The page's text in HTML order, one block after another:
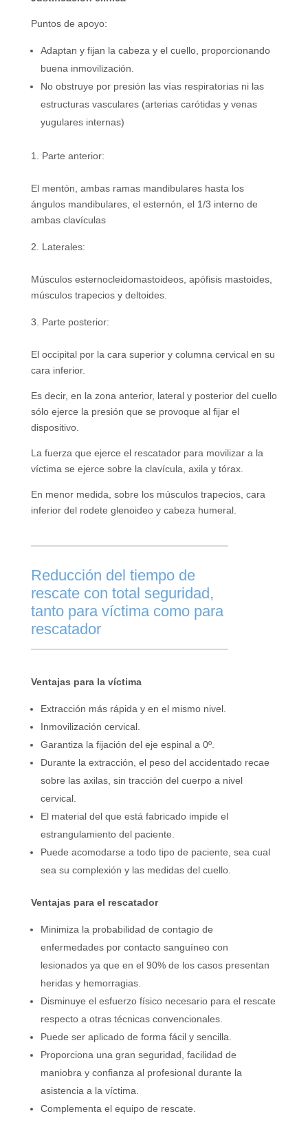
Puntos de apoyo:
Adaptan y fijan la cabeza y el cuello, proporcionando
buena inmovilización.
No obstruye por presión las vías respiratorias ni las
estructuras vasculares (arterias carótidas y venas
yugulares internas)
Parte anterior:
El mentón, ambas ramas mandibulares hasta los
ángulos mandibulares, el esternón, el 1/3 interno de
ambas clavículas
Laterales:
Músculos esternocleidomastoideos, apófisis mastoides,
músculos trapecios y deltoides.
Parte posterior:
El occipital por la cara superior y columna cervical en su
cara inferior.
Es decir, en la zona anterior, lateral y posterior del cuello
sólo ejerce la presión que se provoque al fijar el
dispositivo.
La fuerza que ejerce el rescatador para movilizar a la
víctima se ejerce sobre la clavícula, axila y tórax.
En menor medida, sobre los músculos trapecios, cara
inferior del rodete glenoideo y cabeza humeral.
Reducción del tiempo de
rescate con total seguridad,
tanto para víctima como para
rescatador
Ventajas para la víctima
Extracción más rápida y en el mismo nivel.
Inmovilización cervical.
Garantiza la fijación del eje espinal a 0º.
Durante la extracción, el peso del accidentado recae
sobre las axilas, sin tracción del cuerpo a nivel
cervical.
El material del que está fabricado impide el
estrangulamiento del paciente.
Puede acomodarse a todo tipo de paciente, sea cual
sea su complexión y las medidas del cuello.
Ventajas para el rescatador
Minimiza la probabilidad de contagio de
enfermedades por contacto sanguíneo con
lesionados ya que en el 90% de los casos presentan
heridas y hemorragias.
Disminuye el esfuerzo físico necesario para el rescate
respecto a otras técnicas convencionales.
Puede ser aplicado de forma fácil y sencilla.
Proporciona una gran seguridad, facilidad de
maniobra y confianza al profesional durante la
asistencia a la víctima.
Complementa el equipo de rescate.